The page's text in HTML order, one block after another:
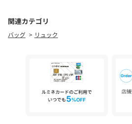
す。
＜CORDURA（コーデュラ）素材の特徴＞
＜対象年齢の目安＞
Sサイズ(4.5L相当): 2～3歳
Mサイズ(8L相当): 3～5歳
関連カテゴリ
バッグ リュック